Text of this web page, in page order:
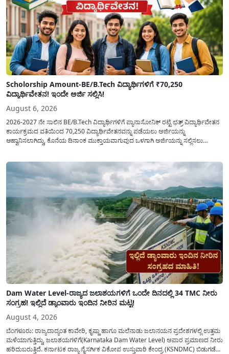
Scholorship Amount-BE/B.Tech ವಿದ್ಯಾರ್ಥಿಗಳಿಗೆ ₹70,250
ವಿದ್ಯಾರ್ಥಿವೇತನ! ಇಂದೇ ಅರ್ಜಿ ಸಲ್ಲಿಸಿ!
August 6, 2026
2026-2027 ನೇ ಸಾಲಿನ BE/B.Tech ವಿದ್ಯಾರ್ಥಿಗಳಿಗೆ ಪ್ಯಾನಾಸೋನಿಕ್ ರಟ್ಟಿ ಛತ್ರ್ ವಿದ್ಯಾರ್ಥಿವೇತನ
ಕಾರ್ಯಕ್ರಮದ ವತಿಯಿಂದ 70,250 ವಿದ್ಯಾರ್ಥಿವೇತನವನ್ನು ಪಡೆಯಲು ಅರ್ಜಿಯನ್ನು
ಆಹ್ವಾನಿಸಲಾಗಿದ್ದು, ಕೊನೆಯ ದಿನಾಂಕ ಮುಕ್ತಾಯವಾಗುವುದ ಒಳಗಾಗಿ ಅರ್ಜಿಯನ್ನು ಸಲ್ಲಿಸಲು
ಜಾರಿಗೆ...
Dam Water Level-ರಾಜ್ಯದ ಜಲಾಶಯಗಳಿಗೆ ಒಂದೇ ದಿನದಲ್ಲಿ 34 TMC ನೀರು
ಸಂಗ್ರಹ! ಇಲ್ಲಿದೆ ಡ್ಯಾಂವಾರು ಇಂದಿನ ನೀರಿನ ಮಟ್ಟ!
August 4, 2026
ಬೆಂಗಳೂರು: ರಾಜ್ಯದಾದ್ಯಂತ ಕಾವೇರಿ, ಕೃಷ್ಣಾ ಹಾಗೂ ಮಲೆನಾಡು ಜಲಾನಯನ ಪ್ರದೇಶಗಳಲ್ಲಿ ಉತ್ತಮ
ಮಳೆಯಾಗುತ್ತಿದ್ದು, ಜಲಾಶಯಗಳಿಗೆ(Karnataka Dam Water Level) ಅಪಾರ ಪ್ರಮಾಣದ ನೀರು
ಹರಿದುಬರುತ್ತಿದೆ. ಕರ್ನಾಟಕ ರಾಜ್ಯ ನೈಸರ್ಗಿಕ ವಿಕೋಪ ಉಸ್ತುವಾರಿ ಕೇಂದ್ರ (KSNDMC) ಬಿಡುಗಡೆ